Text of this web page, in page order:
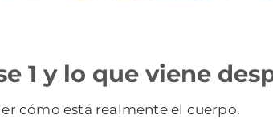
1 y lo que viene
cómo está realmente el cuerpo.